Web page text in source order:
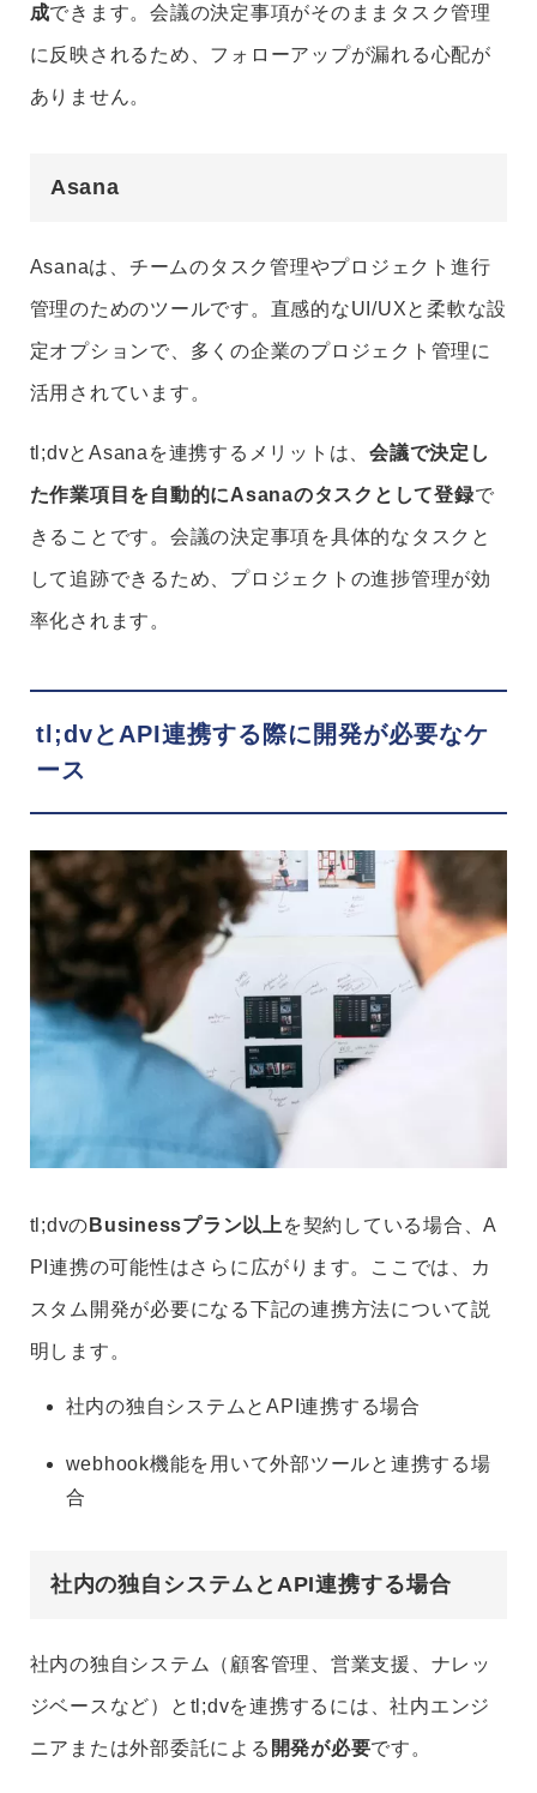
成できます。会議の決定事項がそのままタスク管理
に反映されるため、フォローアップが漏れる心配が
ありません。
Asana
Asanaは、チームのタスク管理やプロジェクト進行
管理のためのツールです。直感的なUI/UXと柔軟な設
定オプションで、多くの企業のプロジェクト管理に
活用されています。
tl;dvとAsanaを連携するメリットは、会議で決定し
た作業項目を自動的にAsanaのタスクとして登録で
きることです。会議の決定事項を具体的なタスクと
して追跡できるため、プロジェクトの進捗管理が効
率化されます。
tl;dvとAPI連携する際に開発が必要なケ
ース
tl;dvの Businessプラン以上 を契約している場合、A
PI連携の可能性はさらに広がります。ここでは、カ
スタム開発が必要になる下記の連携方法について説
明します。
社内の独自システムとAPI連携する場合
webhook機能を用いて外部ツールと連携する場
合
社内の独自システムとAPI連携する場合
社内の独自システム（顧客管理、営業支援、ナレッ
ジベースなど）とtl;dvを連携するには、社内エンジ
ニアまたは外部委託による 開発が必要です。